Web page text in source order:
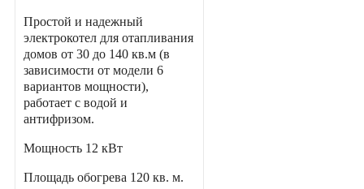
Простой и надежный
электрокотел для отапливания
домов от 30 до 140 кв.м (в
зависимости от модели 6
вариантов мощности),
работает с водой и
антифризом.
Мощность 12 кВт
Площадь обогрева 120 кв. м.